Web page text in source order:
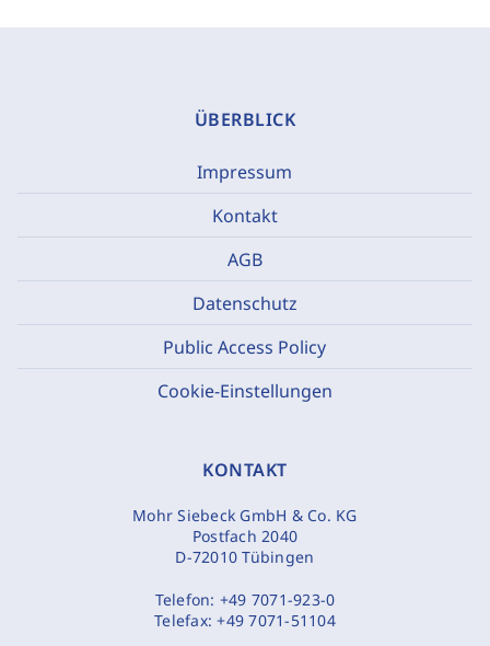
ÜBERBLICK
Impressum
Kontakt
AGB
Datenschutz
Public Access Policy
Cookie-Einstellungen
KONTAKT
Mohr Siebeck GmbH & Co. KG
Postfach 2040
D-72010 Tübingen
Telefon: +49 7071-923-0
Telefax:+49 7071-51104